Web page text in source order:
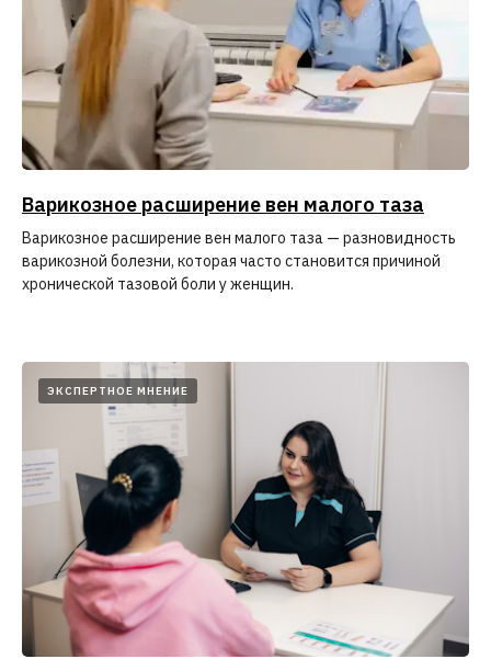
Варикозное расширение вен малого таза
Варикозное расширение вен малого таза — разновидность
варикозной болезни, которая часто становится причиной
хронической тазовой боли у женщин.
ЭКСПЕРТНОЕ МНЕНИЕ